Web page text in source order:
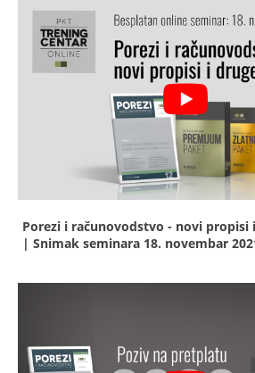
Porezi i računovodstvo - novi
| Snimak seminara 18. novembar